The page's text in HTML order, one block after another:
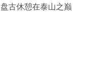
盘古休憩在泰山之巅